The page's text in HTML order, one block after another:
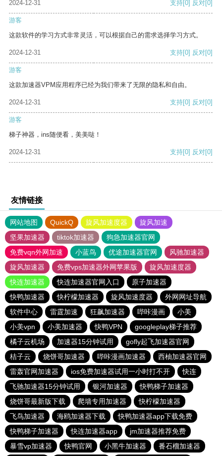
2024-12-31 支持[0] 反对[0]
游客
这款软件的学习方式非常灵活，可以根据自己的需求选择学习方式。
2024-12-31 支持[0] 反对[0]
游客
这款加速器VPM应用程序已经为我们带来了无限的隐私和自由。
2024-12-31 支持[0] 反对[0]
游客
梯子神器，ins随便看，美美哒！
2024-12-31 支持[0] 反对[0]
友情链接
网站地图 QuickQ 旋风加速度器
旋风加速
坚果加速器
tiktok加速器
狗急加速器官网
免费vqn外网加速
小蓝鸟 优途加速器官网
风驰加速器
旋风加速器
免费vps加速器外网苹果版
旋风加速度器
快连加速器
快连加速器官网入口
原子加速器
快鸭加速器
快柠檬加速器 旋风加速度器
外网网址导航
软件中心
雷霆加速 狂飙加速器 哔咔漫画
小美
小美vpn
小美加速器 快鸭VPN
googleplay梯子推荐
橘子云机场
加速器15分钟试用
gofly起飞加速器官网
桔子云
烧饼哥加速器 哔咔漫画加速器
西柚加速器官网
雷轰官网加速器
ios免费加速器试用一小时打不开
快连
飞驰加速器15分钟试用
银河加速器
快鸭梯子加速器
烧饼哥最新版下载
爬墙专用加速器
快柠檬加速器
飞鸟加速器
海鸥加速器下载
快鸭加速器app下载免费
快鸭梯子加速器
快连加速器app
jm加速器推荐免费
暴雪vp加速器
快鸭官网 小黑牛加速器 番石榴加速器